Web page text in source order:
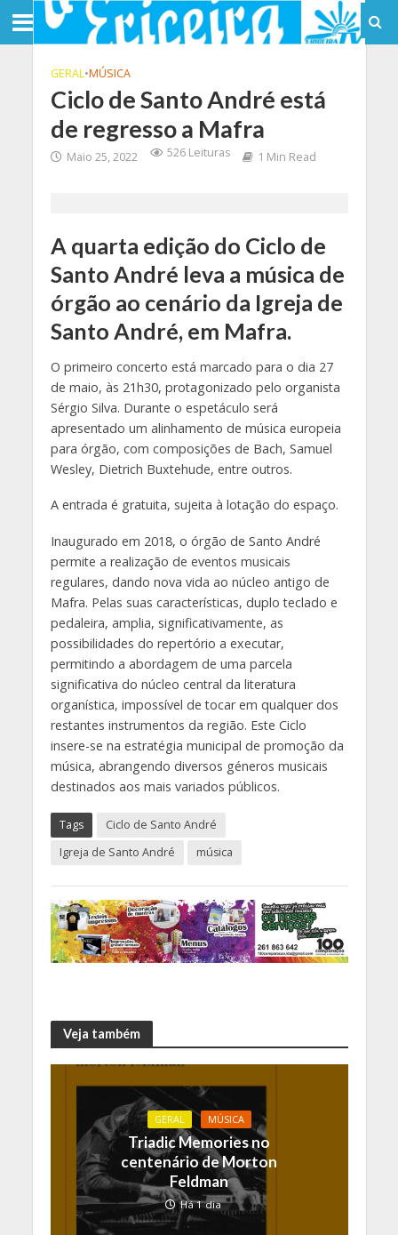
GERAL•MÚSICA
Ciclo de Santo André está
de regresso a Mafra
Maio 25, 2022 526 Leituras 1 Min Read
A quarta edição do Ciclo de
Santo André leva a música de
órgão ao cenário da Igreja de
Santo André, em Mafra.
O primeiro concerto está marcado para o dia 27
de maio, às 21h30, protagonizado pelo organista
Sérgio Silva. Durante o espetáculo será
apresentado um alinhamento de música europeia
para órgão, com composições de Bach, Samuel
Wesley, Dietrich Buxtehude, entre outros.
A entrada é gratuita, sujeita à lotação do espaço.
Inaugurado em 2018, o órgão de Santo André
permite a realização de eventos musicais
regulares, dando nova vida ao núcleo antigo de
Mafra. Pelas suas características, duplo teclado e
pedaleira, amplia, significativamente, as
possibilidades do repertório a executar,
permitindo a abordagem de uma parcela
significativa do núcleo central da literatura
organística, impossível de tocar em qualquer dos
restantes instrumentos da região. Este Ciclo
insere-se na estratégia municipal de promoção da
música, abrangendo diversos géneros musicais
destinados aos mais variados públicos.
Tags
Ciclo de Santo André
Igreja de Santo André
música
Veja também
GERAL MÚSICA
Triadic Memories no
centenário de Morton
Feldman
Há 1 dia